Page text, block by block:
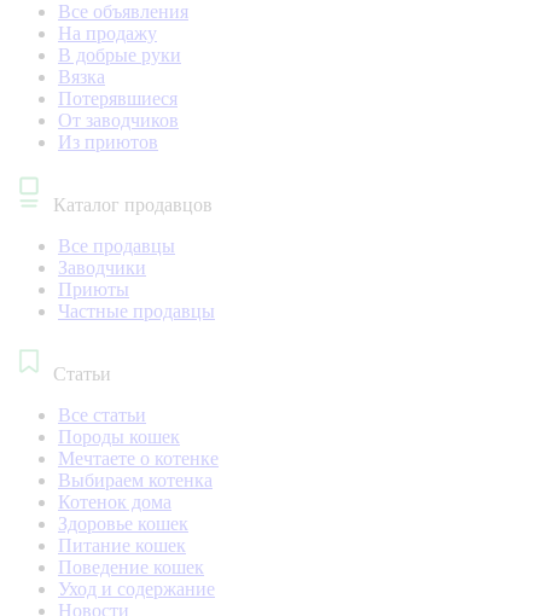
Все объявления
На продажу
В добрые руки
Вязка
Потерявшиеся
От заводчиков
Из приютов
Каталог продавцов
Все продавцы
Заводчики
Приюты
Частные продавцы
Статьи
Все статьи
Породы кошек
Мечтаете о котенке
Выбираем котенка
Котенок дома
Здоровье кошек
Питание кошек
Поведение кошек
Уход и содержание
Новости